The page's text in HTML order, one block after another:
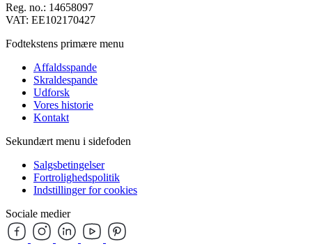
Reg. no.: 14658097
VAT: EE102170427
Fodtekstens primære menu
Affaldsspande
Skraldespande
Udforsk
Vores historie
Kontakt
Sekundært menu i sidefoden
Salgsbetingelser
Fortrolighedspolitik
Indstillinger for cookies
Sociale medier